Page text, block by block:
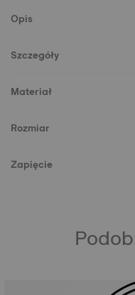
Opis
Szczegóły
Materiał
Rozmiar
Zapięcie